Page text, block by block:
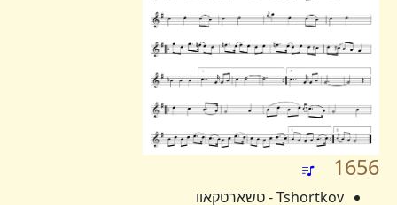
1656
Tshortkov - טשארטקאוו